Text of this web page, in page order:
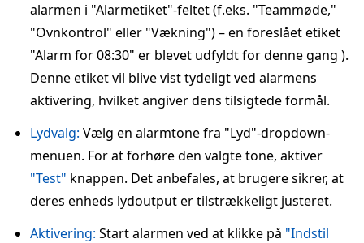
alarmen i "Alarmetiket"-feltet (f.eks. "Teammøde,"
"Ovnkontrol" eller "Vækning") – en foreslået etiket
"Alarm for 08:30" er blevet udfyldt for denne gang ).
Denne etiket vil blive vist tydeligt ved alarmens
aktivering, hvilket angiver dens tilsigtede formål.
Lydvalg: Vælg en alarmtone fra "Lyd"-dropdown-
menuen. For at forhøre den valgte tone, aktiver
"Test" knappen. Det anbefales, at brugere sikrer, at
deres enheds lydoutput er tilstrækkeligt justeret.
Aktivering: Start alarmen ved at klikke på "Indstil